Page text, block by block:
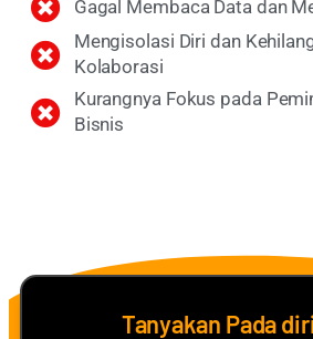
Gagal Membaca Data dan
Mengisolasi Diri dan
Kolaborasi
Kurangnya Fokus pada
Bisnis
Tanyakan Pada